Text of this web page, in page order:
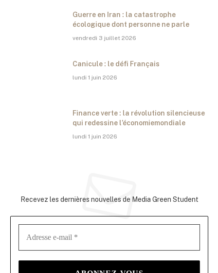
Guerre en Iran : la catastrophe
écologique dont personne ne parle
vendredi 3 juillet 2026
Canicule : le défi Français
lundi 1 juin 2026
Finance verte : la révolution silencieuse
qui redessine l’économiemondiale
lundi 1 juin 2026
Recevez les dernières nouvelles de Media Green Student